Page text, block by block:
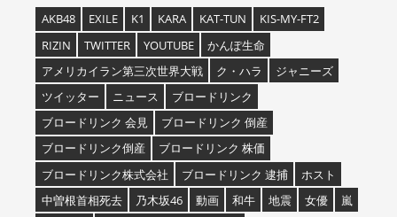
AKB48 EXILE K1 KARA KAT-TUN
KIS-MY-FT2
RIZIN
TWITTER YOUTUBE
かんぽ生命
アメリカイラン第三次世界大戦
ク・ハラ
ジャニーズ
ツイッター
ニュース
ブロードリンク
ブロードリンク 会見
ブロードリンク 倒産
ブロードリンク倒産
ブロードリンク 株価
ブロードリンク株式会社
ブロードリンク 逮捕
ホスト
中曽根首相死去
乃木坂46 動画 和牛 地震 女優 嵐